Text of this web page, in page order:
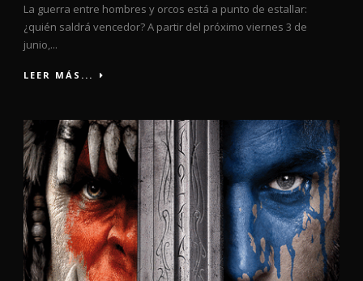
La guerra entre hombres y orcos está a punto de estallar:
¿quién saldrá vencedor? A partir del próximo viernes 3 de
junio,...
LEER MÁS...